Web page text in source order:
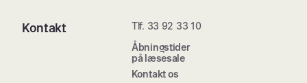
Kontakt
Tlf. 33 92 33 10
Åbningstider
på læsesale
Kontakt os